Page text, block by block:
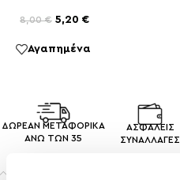
8,00€ 5,20 €
Αγαπημένα
ΔΩΡΕΑΝ ΜΕΤΑΦΟΡΙΚΑ
ΑΝΩ ΤΩΝ 35
ΑΣΦΑΛΕΙΣ
ΣΥΝΑΛΛΑΓEΣ